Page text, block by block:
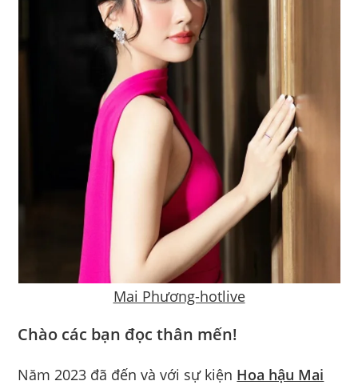
Mai Phương-hotlive
Chào các bạn đọc thân mến!
Năm 2023 đã đến và với sự kiện Hoa hậu Mai